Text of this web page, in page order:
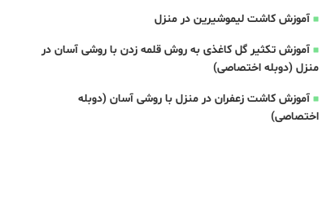
آموزش کاشت لیموشیرین در منزل
آموزش تکثیر گل کاغذی به روش قلمه زدن با روشی آسان در
منزل (دوبله اختصاصی)
آموزش کاشت زعفران در منزل با روشی آسان (دوبله
اختصاصی)